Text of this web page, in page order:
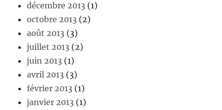
décembre 2013 (1)
octobre 2013 (2)
août 2013 (3)
juillet 2013 (2)
juin 2013 (1)
avril 2013 (3)
février 2013 (1)
janvier 2013 (1)